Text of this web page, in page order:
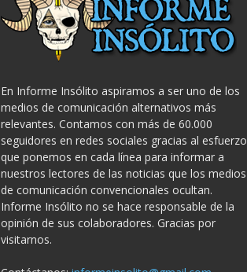
En Informe Insólito aspiramos a ser uno de los
medios de comunicación alternativos más
relevantes. Contamos con más de 60.000
seguidores en redes sociales gracias al esfuerzo
que ponemos en cada línea para informar a
nuestros lectores de las noticias que los medios
de comunicación convencionales ocultan.
Informe Insólito no se hace responsable de la
opinión de sus colaboradores. Gracias por
visitarnos.